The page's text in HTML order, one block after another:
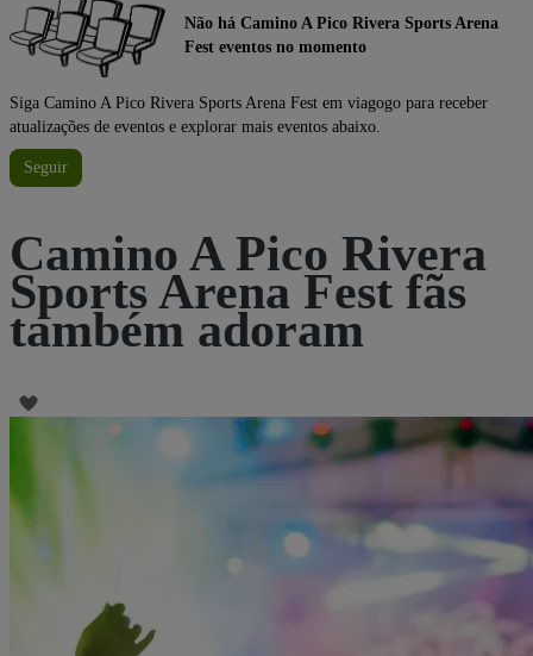
Não há Camino A Pico Rivera Sports Arena
Fest eventos no momento
Siga Camino A Pico Rivera Sports Arena Fest em viagogo para receber
atualizações de eventos e explorar mais eventos abaixo.
Seguir
Camino A Pico Rivera
Sports Arena Fest fãs
também adoram